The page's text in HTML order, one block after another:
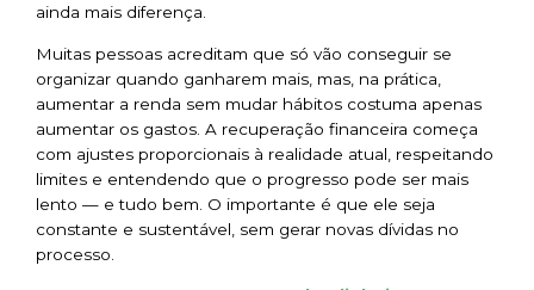
ainda mais diferença.
Muitas pessoas acreditam que só vão conseguir se
organizar quando ganharem mais, mas, na prática,
aumentar a renda sem mudar hábitos costuma apenas
aumentar os gastos. A recuperação financeira começa
com ajustes proporcionais à realidade atual, respeitando
limites e entendendo que o progresso pode ser mais
lento — e tudo bem. O importante é que ele seja
constante e sustentável, sem gerar novas dívidas no
processo.